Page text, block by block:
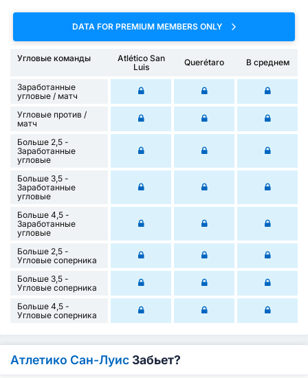
DATA FOR PREMIUM MEMBERS ONLY
Угловые команды
Atlético San
Luis
Querétaro В среднем
Заработанные
угловые / матч
Угловые против /
матч
Больше 2,5 -
Заработанные
угловые
Больше 3,5 -
Заработанные
угловые
Больше 4,5 -
Заработанные
угловые
Больше 2,5 -
Угловые соперника
Больше 3,5 -
Угловые соперника
Больше 4,5 -
Угловые соперника
Атлетико Сан-Луис Забьет?